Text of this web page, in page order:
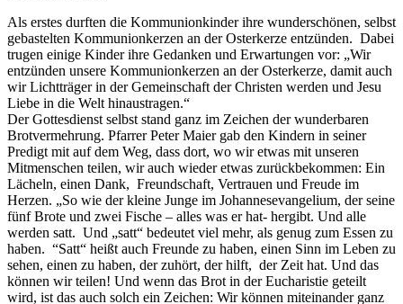
Als erstes durften die Kommunionkinder ihre wunderschönen, selbst
gebastelten Kommunionkerzen an der Osterkerze entzünden. Dabei
trugen einige Kinder ihre Gedanken und Erwartungen vor: „Wir
entzünden unsere Kommunionkerzen an der Osterkerze, damit auch
wir Lichtträger in der Gemeinschaft der Christen werden und Jesu
Liebe in die Welt hinaustragen.“
Der Gottesdienst selbst stand ganz im Zeichen der wunderbaren
Brotvermehrung. Pfarrer Peter Maier gab den Kindern in seiner
Predigt mit auf dem Weg, dass dort, wo wir etwas mit unseren
Mitmenschen teilen, wir auch wieder etwas zurückbekommen: Ein
Lächeln, einen Dank, Freundschaft, Vertrauen und Freude im
Herzen. „So wie der kleine Junge im Johannesevangelium, der seine
fünf Brote und zwei Fische – alles was er hat- hergibt. Und alle
werden satt. Und „satt“ bedeutet viel mehr, als genug zum Essen zu
haben. “Satt“ heißt auch Freunde zu haben, einen Sinn im Leben zu
sehen, einen zu haben, der zuhört, der hilft, der Zeit hat. Und das
können wir teilen! Und wenn das Brot in der Eucharistie geteilt
wird, ist das auch solch ein Zeichen: Wir können miteinander ganz